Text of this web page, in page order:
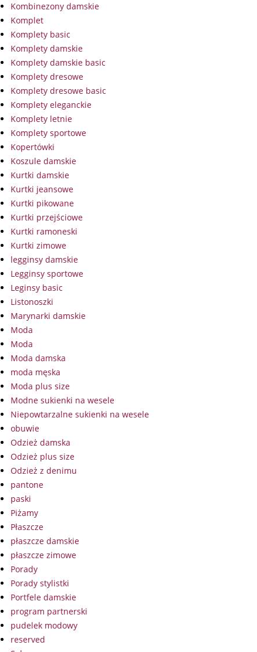
Kombinezony damskie
Komplet
Komplety basic
Komplety damskie
Komplety damskie basic
Komplety dresowe
Komplety dresowe basic
Komplety eleganckie
Komplety letnie
Komplety sportowe
Kopertówki
Koszule damskie
Kurtki damskie
Kurtki jeansowe
Kurtki pikowane
Kurtki przejściowe
Kurtki ramoneski
Kurtki zimowe
legginsy damskie
Legginsy sportowe
Leginsy basic
Listonoszki
Marynarki damskie
Moda
Moda
Moda damska
moda męska
Moda plus size
Modne sukienki na wesele
Niepowtarzalne sukienki na wesele
obuwie
Odzież damska
Odzież plus size
Odzież z denimu
pantone
paski
Piżamy
Płaszcze
płaszcze damskie
płaszcze zimowe
Porady
Porady stylistki
Portfele damskie
program partnerski
pudelek modowy
reserved